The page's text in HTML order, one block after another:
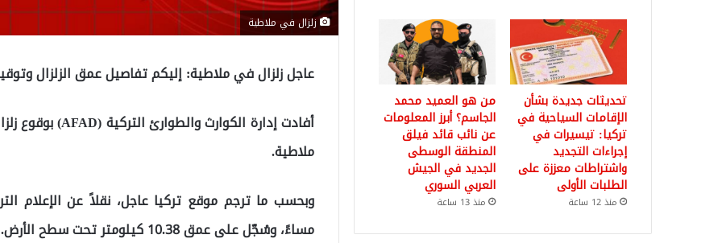
زلزال في ملاطية
عاجل زلزال في ملاطية: إليكم تفاصيل عمق الزلزال
ملاطية.
مساءً، وسُجّل على عمق 10.38 كيلومتر تحت سطح الأرض.
تحديثات جديدة بشأن
الإقامات السياحية في
تركيا: تيسيرات في
إجراءات التجديد
واشتراطات معززة على
الطلبات الأولى
منذ 12 ساعة
من هو العميد محمد
الجاسم؟ أبرز المعلومات
عن نائب قائد فيلق
المنطقة الوسطى
الجديد في الجيش
العربي السوري
منذ 13 ساعة